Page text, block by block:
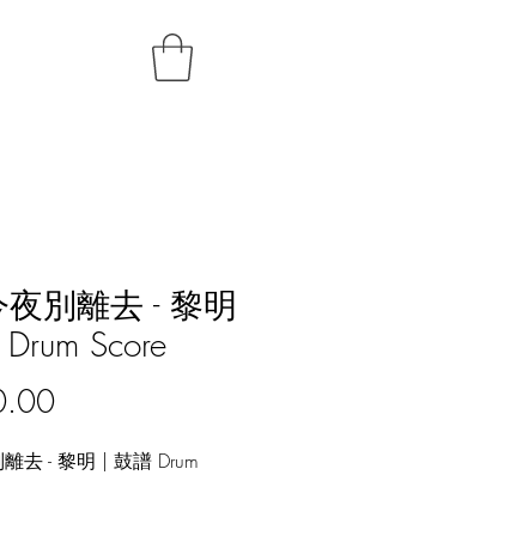
別離去 - 黎明
Score
價
格
去 - 黎明 | 鼓譜 Drum